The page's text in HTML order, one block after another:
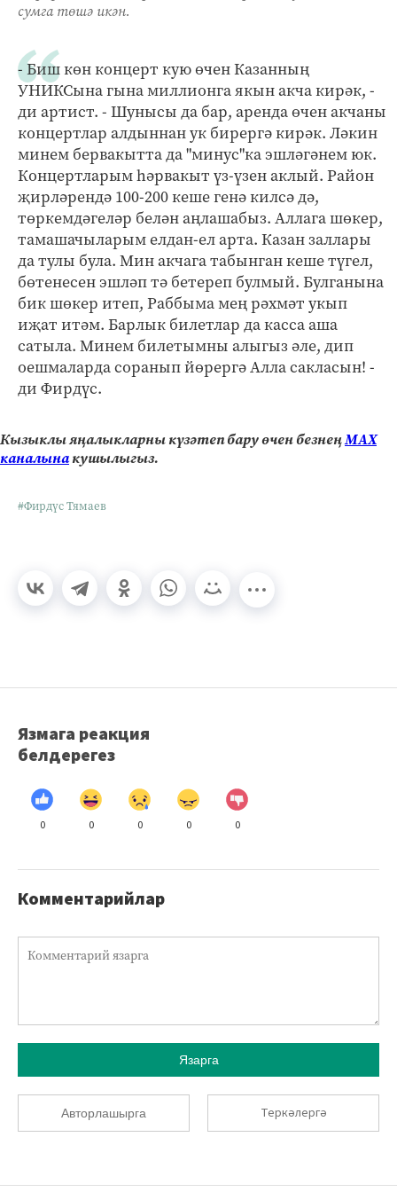
сумга төшә икән.
- Биш көн концерт кую өчен Казанның
УНИКСына гына миллионга якын акча кирәк, -
ди артист. - Шунысы да бар, аренда өчен акчаны
концертлар алдыннан ук бирергә кирәк. Ләкин
минем бервакытта да "минус"ка эшләгәнем юк.
Концертларым һәрвакыт үз-үзен аклый. Район
җирләрендә 100-200 кеше генә килсә дә,
төркемдәгеләр белән аңлашабыз. Аллага шөкер,
тамашачыларым елдан-ел арта. Казан заллары
да тулы була. Мин акчага табынган кеше түгел,
бөтенесен эшләп тә бетереп булмый. Булганына
бик шөкер итеп, Раббыма мең рәхмәт укып
иҗат итәм. Барлык билетлар да касса аша
сатыла. Минем билетымны алыгыз әле, дип
оешмаларда соранып йөрергә Алла сакласын! -
ди Фирдүс.
Кызыклы яңалыкларны күзәтеп бару өчен безнеңМАХ
каналынакушылыгыз.
#Фирдүс Тямаев
Язмага реакция
белдерегез
0 0 0 0 0
Комментарийлар
Язарга
Авторлашырга Теркәлергә